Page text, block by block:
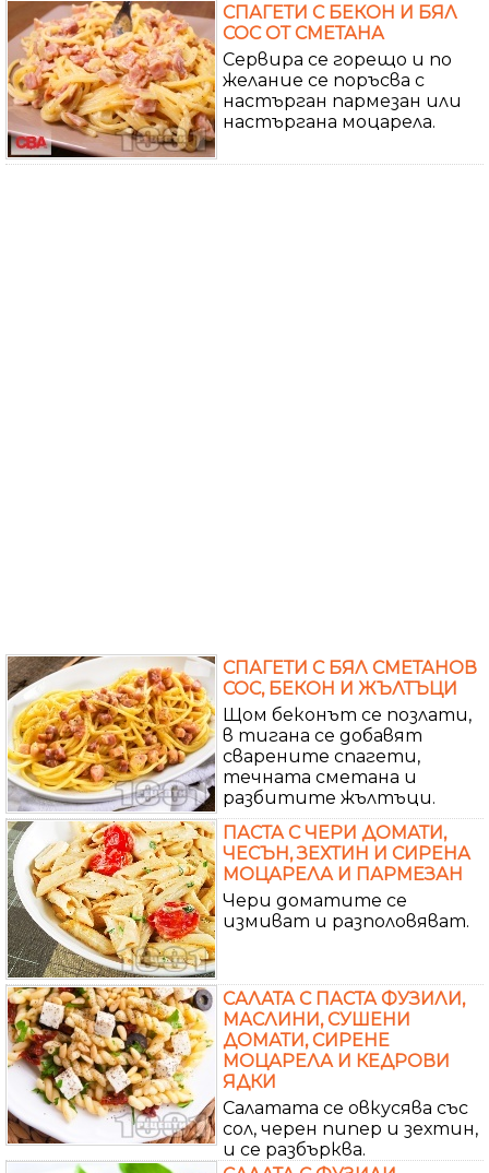
СПАГЕТИ С БЕКОН И БЯЛ
СОС ОТ СМЕТАНА
Сервира се горещо и по
желание се поръсва с
настърган пармезан или
настъргана моцарела.
СПАГЕТИ С БЯЛ СМЕТАНОВ
СОС, БЕКОН И ЖЪЛТЪЦИ
Щом беконът се позлати,
в тигана се добавят
сварените спагети,
течната сметана и
разбитите жълтъци.
ПАСТА С ЧЕРИ ДОМАТИ,
ЧЕСЪН, ЗЕХТИН И СИРЕНА
МОЦАРЕЛА И ПАРМЕЗАН
Чери доматите се
измиват и разполовяват.
САЛАТА С ПАСТА ФУЗИЛИ,
МАСЛИНИ, СУШЕНИ
ДОМАТИ, СИРЕНЕ
МОЦАРЕЛА И КЕДРОВИ
ЯДКИ
Салатата се овкусява със
сол, черен пипер и зехтин,
и се разбърква.